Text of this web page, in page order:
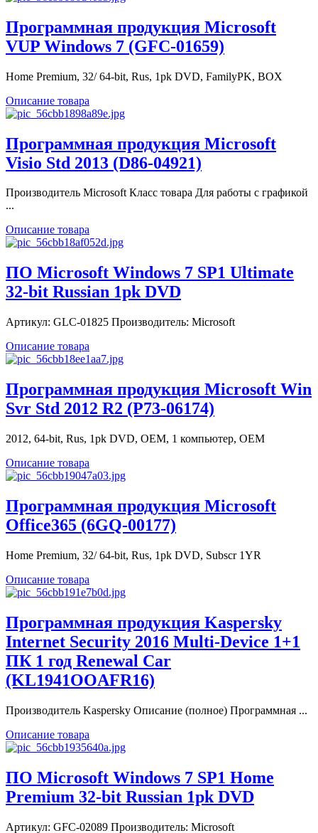
Программная продукция Microsoft
VUP Windows 7 (GFC-01659)
Home Premium, 32/ 64-bit, Rus, 1pk DVD, FamilyPK, BOX
Описание товара
Программная продукция Microsoft
Visio Std 2013 (D86-04921)
Производитель Microsoft Класс товара Для работы с графикой
...
Описание товара
ПО Microsoft Windows 7 SP1 Ultimate
32-bit Russian 1pk DVD
Артикул: GLC-01825 Производитель: Microsoft
Описание товара
Программная продукция Microsoft Win
Svr Std 2012 R2 (P73-06174)
2012, 64-bit, Rus, 1pk DVD, OEM, 1 компьютер, OEM
Описание товара
Программная продукция Microsoft
Office365 (6GQ-00177)
Home Premium, 32/ 64-bit, Rus, 1pk DVD, Subscr 1YR
Описание товара
Программная продукция Kaspersky
Internet Security 2016 Multi-Device 1+1
ПК 1 год Renewal Car
(KL1941OOAFR16)
Производитель Kaspersky Описание (полное) Программная ...
Описание товара
ПО Microsoft Windows 7 SP1 Home
Premium 32-bit Russian 1pk DVD
Артикул: GFC-02089 Производитель: Microsoft